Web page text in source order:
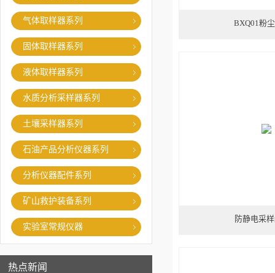
气体取样器系列
固体取样器系列
液体取样器系列
水质分析采样器系列
土壤采样器系列
石油产品分析仪器系列
分析仪器配件系列
矿山救护装备系列
实验室常规仪器
热点新闻
BXQ01粉
防静电采